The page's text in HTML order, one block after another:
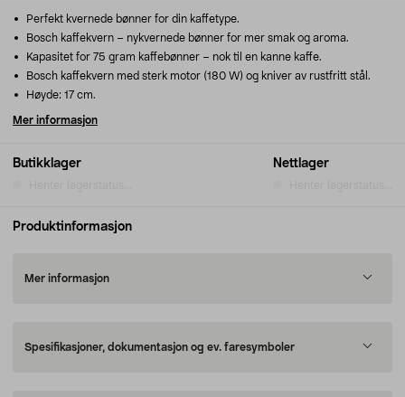
Butikklager Nettlager
Perfekt kvernede bønner for din kaffetype.
Bosch kaffekvern – nykvernede bønner for mer smak og aroma.
Kapasitet for 75 gram kaffebønner – nok til en kanne kaffe.
Bosch kaffekvern med sterk motor (180 W) og kniver av rustfritt stål.
Høyde: 17 cm.
Mer informasjon
Produktinformasjon
Mer informasjon
Spesifikasjoner, dokumentasjon og ev. faresymboler